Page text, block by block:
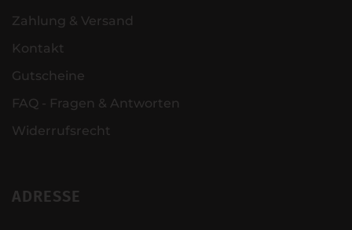
Zahlung & Versand
Kontakt
Gutscheine
FAQ - Fragen & Antworten
Widerrufsrecht
ADRESSE